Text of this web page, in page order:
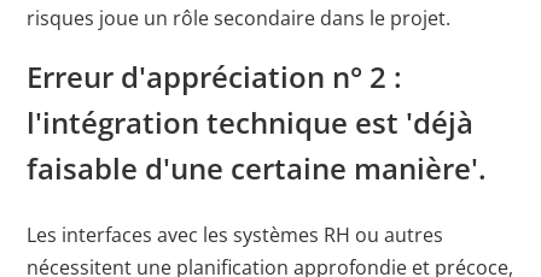
risques joue un rôle secondaire dans le projet.
Erreur d'appréciation n° 2 :
l'intégration technique est 'déjà
faisable d'une certaine manière'.
Les interfaces avec les systèmes RH ou autres
nécessitent une planification approfondie et précoce,